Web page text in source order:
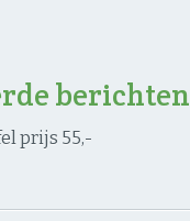
berichten
prijs 55,-